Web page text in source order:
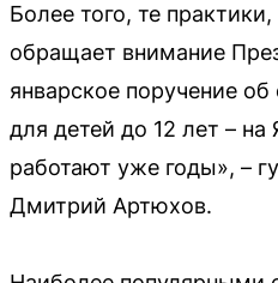
Более того, те
обращает внимание
январское поручение
для детей до 12 лет –
работают уже годы», –
Дмитрий Артюхов.